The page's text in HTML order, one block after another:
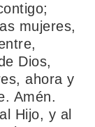
mujeres,
Dios,
ahora y
Amén.
Hijo, y al